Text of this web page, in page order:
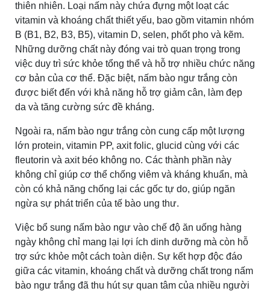
thiên nhiên. Loại nấm này chứa đựng một loạt các
vitamin và khoáng chất thiết yếu, bao gồm vitamin nhóm
B (B1, B2, B3, B5), vitamin D, selen, phốt pho và kẽm.
Những dưỡng chất này đóng vai trò quan trọng trong
việc duy trì sức khỏe tổng thể và hỗ trợ nhiều chức năng
cơ bản của cơ thể. Đặc biệt, nấm bào ngư trắng còn
được biết đến với khả năng hỗ trợ giảm cân, làm đẹp
da và tăng cường sức đề kháng.
Ngoài ra, nấm bào ngư trắng còn cung cấp một lượng
lớn protein, vitamin PP, axit folic, glucid cùng với các
fleutorin và axit béo không no. Các thành phần này
không chỉ giúp cơ thể chống viêm và kháng khuẩn, mà
còn có khả năng chống lại các gốc tự do, giúp ngăn
ngừa sự phát triển của tế bào ung thư.
Việc bổ sung nấm bào ngư vào chế độ ăn uống hàng
ngày không chỉ mang lại lợi ích dinh dưỡng mà còn hỗ
trợ sức khỏe một cách toàn diện. Sự kết hợp độc đáo
giữa các vitamin, khoáng chất và dưỡng chất trong nấm
bào ngư trắng đã thu hút sự quan tâm của nhiều người